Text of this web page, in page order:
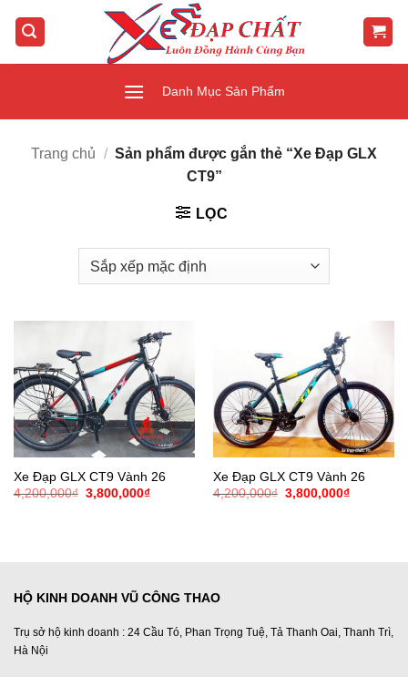
qua
Danh Mục Sản Phẩm
Trang chủ / Sản phẩm được gắn thẻ “Xe Đạp GLX
CT9”
LỌC
Xe Đạp GLX CT9 Vành 26
4,200,000₫ Giá
3,800,000₫Giá
Xe Đạp GLX CT9 Vành 26
4,200,000₫ Giá
3,800,000₫Giá
HỘ KINH DOANH VŨ CÔNG THAO
Trụ sở hộ kinh doanh : 24 Cầu Tó, Phan Trọng Tuệ, Tả Thanh Oai, Thanh Trì,
Hà Nội